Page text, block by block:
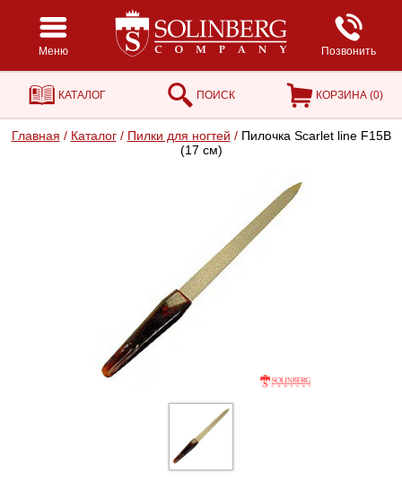
Меню Позвонить
КАТАЛОГ ПОИСК КОРЗИНА (0)
Главная / Каталог / Пилки для ногтей /Пилочка Scarlet line F15B
(17 см)